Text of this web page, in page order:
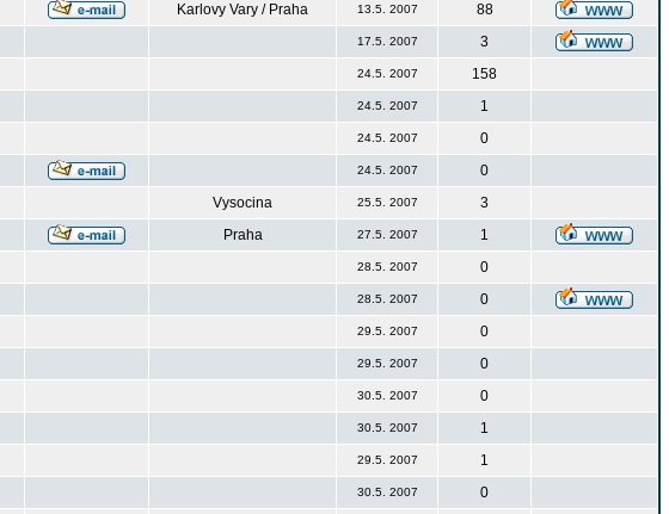
Karlovy Vary / Praha 13.5. 2007
88
17.5. 2007
3
24.5. 2007
158
24.5. 2007
1
24.5. 2007
0
24.5. 2007
0
Vysocina 25.5. 2007
3
Praha 27.5. 2007
1
28.5. 2007
0
28.5. 2007
0
29.5. 2007
0
29.5. 2007
0
30.5. 2007
0
30.5. 2007
1
29.5. 2007
1
30.5. 2007
0